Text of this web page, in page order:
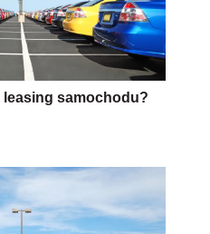
leasing samochodu?